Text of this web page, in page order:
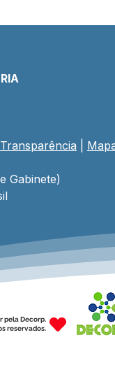
Gabinete)
pela Decorp.
reservados.